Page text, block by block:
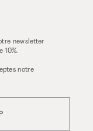
newsletter
notre